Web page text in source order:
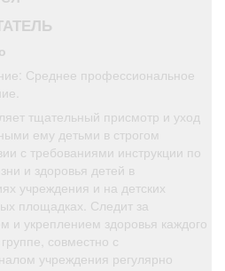
Среднее профессиональное
тщательный присмотр и уход
ему детьми в строгом
с требованиями инструкции по
и здоровья детей в
учреждения и на детских
площадках. Следит за
и укреплением здоровья каждого
совместно с
учреждения регулярно